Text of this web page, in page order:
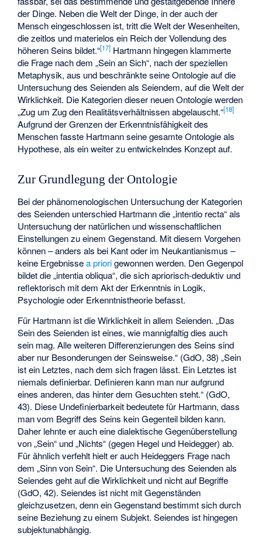
der Dinge. Neben die Welt der Dinge, in der auch der
Mensch eingeschlossen ist, tritt die Welt der Wesenheiten,
die zeitlos und materielos ein Reich der Vollendung des
höheren Seins bildet.“[17] Hartmann hingegen klammerte
die Frage nach dem „Sein an Sich“, nach der speziellen
Metaphysik, aus und beschränkte seine Ontologie auf die
Untersuchung des Seienden als Seiendem, auf die Welt der
Wirklichkeit. Die Kategorien dieser neuen Ontologie werden
„Zug um Zug den Realitätsverhältnissen abgelauscht.“[18]
Aufgrund der Grenzen der Erkenntnisfähigkeit des
Menschen fasste Hartmann seine gesamte Ontologie als
Hypothese, als ein weiter zu entwickelndes Konzept auf.
Zur Grundlegung der Ontologie
Bei der phänomenologischen Untersuchung der Kategorien
des Seienden unterschied Hartmann die „intentio recta“ als
Untersuchung der natürlichen und wissenschaftlichen
Einstellungen zu einem Gegenstand. Mit diesem Vorgehen
können – anders als bei Kant oder im Neukantianismus –
keine Ergebnissea priorigewonnen werden. Den Gegenpol
bildet die „intentia obliqua“, die sich apriorisch-deduktiv und
reflektorisch mit dem Akt der Erkenntnis in Logik,
Psychologie oder Erkenntnistheorie befasst.
Für Hartmann ist die Wirklichkeit in allem Seienden. „Das
Sein des Seienden ist eines, wie mannigfaltig dies auch
sein mag. Alle weiteren Differenzierungen des Seins sind
aber nur Besonderungen der Seinsweise.“ (GdO, 38) „Sein
ist ein Letztes, nach dem sich fragen lässt. Ein Letztes ist
niemals definierbar. Definieren kann man nur aufgrund
eines anderen, das hinter dem Gesuchten steht.“ (GdO,
43). Diese Undefinierbarkeit bedeutete für Hartmann, dass
man vom Begriff des Seins kein Gegenteil bilden kann.
Daher lehnte er auch eine dialektische Gegenüberstellung
von „Sein“ und „Nichts“ (gegen Hegel und Heidegger) ab.
Für ähnlich verfehlt hielt er auch Heideggers Frage nach
dem „Sinn von Sein“. Die Untersuchung des Seienden als
Seiendes geht auf die Wirklichkeit und nicht auf Begriffe
(GdO, 42). Seiendes ist nicht mit Gegenständen
gleichzusetzen, denn ein Gegenstand bestimmt sich durch
seine Beziehung zu einem Subjekt. Seiendes ist hingegen
subjektunabhängig.